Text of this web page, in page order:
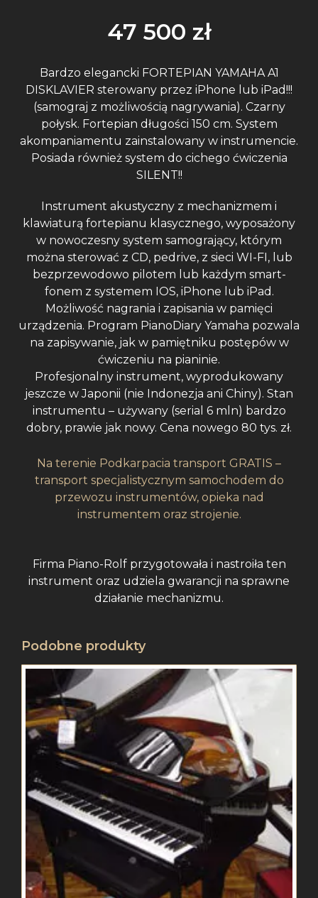
47 500 zł
Bardzo elegancki FORTEPIAN YAMAHA A1
DISKLAVIER sterowany przez iPhone lub iPad!!!
(samograj z możliwością nagrywania). Czarny
połysk. Fortepian długości 150 cm. System
akompaniamentu zainstalowany w instrumencie.
Posiada również system do cichego ćwiczenia
SILENT!!
Instrument akustyczny z mechanizmem i
klawiaturą fortepianu klasycznego, wyposażony
w nowoczesny system samogrający, którym
można sterować z CD, pedrive, z sieci WI-FI, lub
bezprzewodowo pilotem lub każdym smart-
fonem z systemem IOS, iPhone lub iPad.
Możliwość nagrania i zapisania w pamięci
urządzenia. Program PianoDiary Yamaha pozwala
na zapisywanie, jak w pamiętniku postępów w
ćwiczeniu na pianinie.
Profesjonalny instrument, wyprodukowany
jeszcze w Japonii (nie Indonezja ani Chiny). Stan
instrumentu – używany (serial 6 mln) bardzo
dobry, prawie jak nowy. Cena nowego 80 tys. zł.
Na terenie Podkarpacia transport GRATIS –
transport specjalistycznym samochodem do
przewozu instrumentów, opieka nad
instrumentem oraz strojenie.
Firma Piano-Rolf przygotowała i nastroiła ten
instrument oraz udziela gwarancji na sprawne
działanie mechanizmu.
Podobne produkty